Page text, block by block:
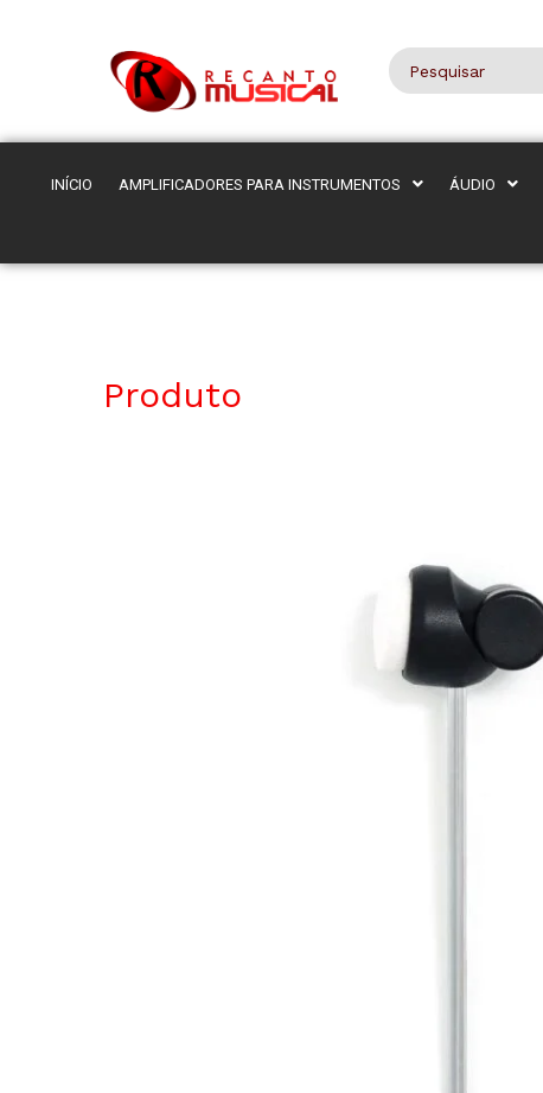
INÍCIO AMPLIFICADORES PARA INSTRUMENTOS ÁUDIO
Produto